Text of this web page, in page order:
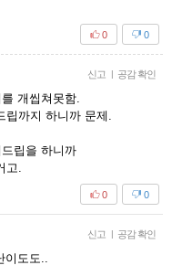
0
0
신고 공감 확인
개씹쳐못함.
립까지 하니까 문제.
립을 하니까
고.
0
0
신고 공감 확인
이도도..